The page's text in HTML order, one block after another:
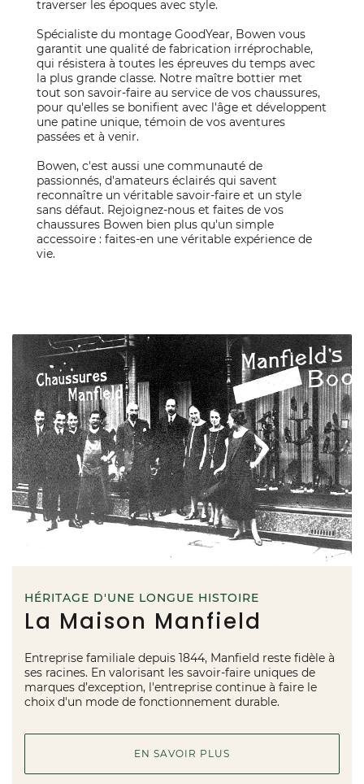
traverser les époques avec style.
Spécialiste du montage GoodYear, Bowen vous
garantit une qualité de fabrication irréprochable,
qui résistera à toutes les épreuves du temps avec
la plus grande classe. Notre maître bottier met
tout son savoir-faire au service de vos chaussures,
pour qu'elles se bonifient avec l'âge et développent
une patine unique, témoin de vos aventures
passées et à venir.
Bowen, c'est aussi une communauté de
passionnés, d'amateurs éclairés qui savent
reconnaître un véritable savoir-faire et un style
sans défaut. Rejoignez-nous et faites de vos
chaussures Bowen bien plus qu'un simple
accessoire : faites-en une véritable expérience de
vie.
HÉRITAGE D'UNE LONGUE HISTOIRE
La Maison Manfield
Entreprise familiale depuis 1844, Manfield reste fidèle à
ses racines. En valorisant les savoir-faire uniques de
marques d’exception, l'entreprise continue à faire le
choix d'un mode de fonctionnement durable.
EN SAVOIR PLUS